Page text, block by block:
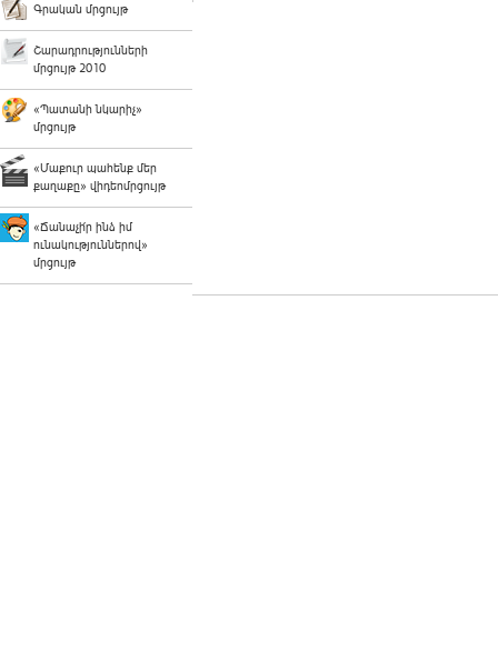
Գրական մրցույթ
Շարադրությունների
մրցույթ 2010
«Պատանի նկարիչ»
մրցույթ
«Մաքուր պահենք մեր
քաղաքը» վիդեոմրցույթ
«Ճանաչի՛ր ինձ իմ
ունակություններով»
մրցույթ